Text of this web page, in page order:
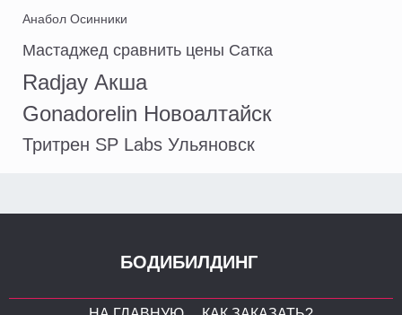
Анабол Осинники
Мастаджед сравнить цены Сатка
Radjay Акша
Gonadorelin Новоалтайск
Тритрен SP Labs Ульяновск
БОДИБИЛДИНГ